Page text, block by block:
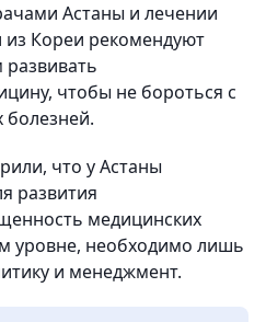
Астаны и лечении
из Кореи рекомендуют
развивать
чтобы не бороться с
болезней.
что у Астаны
развития
медицинских
уровне, необходимо лишь
и менеджмент.